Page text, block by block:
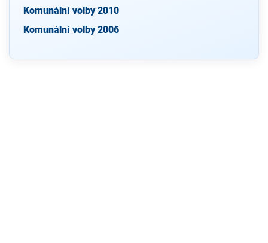
Komunální volby 2010
Komunální volby 2006